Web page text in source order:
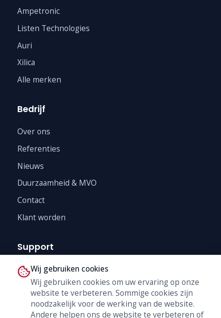
Ampetronic
Listen Technologies
Auri
Xilica
Alle merken
Bedrijf
Over ons
Referenties
Nieuws
Duurzaamheid & MVO
Contact
Klant worden
Support
Technische Dienst
Trainingen
B2B Shop
Wij gebruiken cookies
Wij gebruiken cookies om uw ervaring op onze
website te verbeteren. Sommige cookies zijn
noodzakelijk voor de werking van de website.
Andere helpen ons de website te verbeteren of